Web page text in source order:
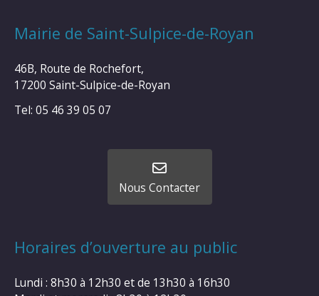
Mairie de Saint-Sulpice-de-Royan
46B, Route de Rochefort,
17200 Saint-Sulpice-de-Royan
Tel: 05 46 39 05 07
Nous Contacter
Horaires d’ouverture au public
Lundi : 8h30 à 12h30 et de 13h30 à 16h30